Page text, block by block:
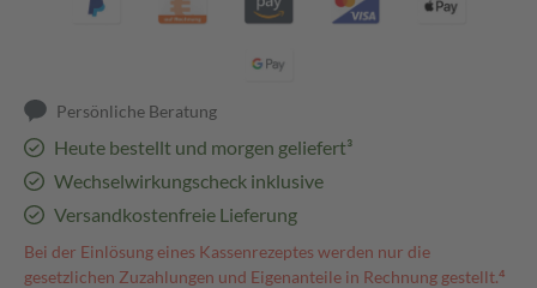
Persönliche Beratung
Heute bestellt und morgen geliefert³
Wechselwirkungscheck inklusive
Versandkostenfreie Lieferung
Bei der Einlösung eines Kassenrezeptes werden nur die
gesetzlichen Zuzahlungen und Eigenanteile in Rechnung gestellt.⁴